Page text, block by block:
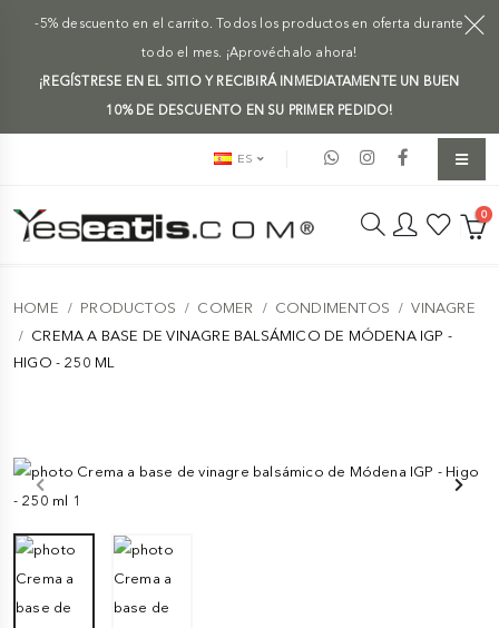
-5% descuento en el carrito. Todos los productos en oferta durante
todo el mes. ¡Aprovéchalo ahora!
¡REGÍSTRESE EN EL SITIO Y RECIBIRÁ INMEDIATAMENTE UN BUEN
10% DE DESCUENTO EN SU PRIMER PEDIDO!
ES
0
HOME PRODUCTOS COMER CONDIMENTOS
VINAGRE
CREMA A BASE DE VINAGRE BALSÁMICO DE MÓDENA IGP -
HIGO - 250 ML